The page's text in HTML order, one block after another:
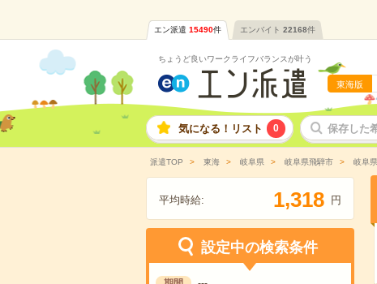
エン派遣 15490件 エンバイト 22168件
ちょうど良いワークライフバランスが叶う
東海版
気になる！リスト 0 保存した
派遣TOP 東海 岐阜県 岐阜県飛騨市 岐阜
平均時給: 1,318 円
設定中の検索条件